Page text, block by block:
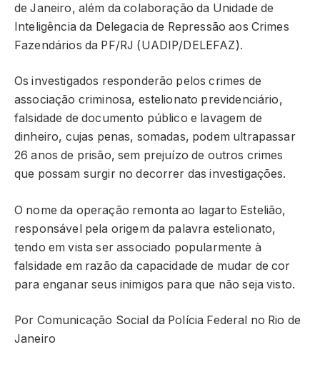
de Janeiro, além da colaboração da Unidade de
Inteligência da Delegacia de Repressão aos Crimes
Fazendários da PF/RJ (UADIP/DELEFAZ).
Os investigados responderão pelos crimes de
associação criminosa, estelionato previdenciário,
falsidade de documento público e lavagem de
dinheiro, cujas penas, somadas, podem ultrapassar
26 anos de prisão, sem prejuízo de outros crimes
que possam surgir no decorrer das investigações.
O nome da operação remonta ao lagarto Estelião,
responsável pela origem da palavra estelionato,
tendo em vista ser associado popularmente à
falsidade em razão da capacidade de mudar de cor
para enganar seus inimigos para que não seja visto.
Por Comunicação Social da Polícia Federal no Rio de
Janeiro